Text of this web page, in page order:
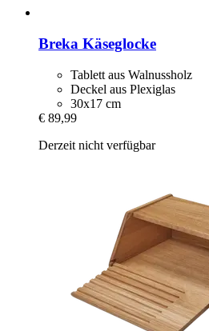
Breka Käseglocke
Tablett aus Walnussholz
Deckel aus Plexiglas
30x17 cm
€ 89,99
Derzeit nicht verfügbar